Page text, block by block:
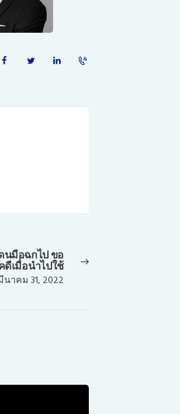
Next
post:
นมือฉกไป ขอ
ดีเมื่อนำไปใช้
นาคม 31, 2022